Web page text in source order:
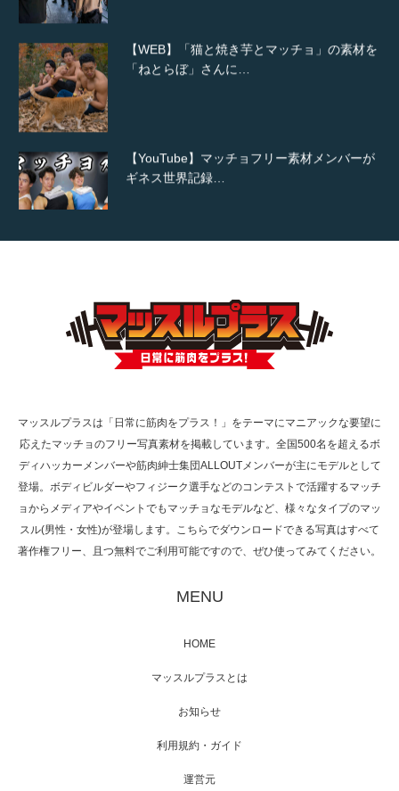
TOKYO FMラジオ番組「ONE MORNING」
で紹介さ…
た（6/8放送）
映画「メカバース」舞台挨拶へマッスルプラ
【TV】NHK BS「COOL JAPAN 」にてマッス
マッスルプラスは「日常に筋肉をプラス！」をテーマにマニアックな要望に
応えたマッチョのフリー写真素材を掲載しています。全国500名を超えるボ
ディハッカーメンバーや筋肉紳士集団ALLOUTメンバーが主にモデルとして
登場。ボディビルダーやフィジーク選手などのコンテストで活躍するマッチ
ョからメディアやイベントでもマッチョなモデルなど、様々なタイプのマッ
スル(男性・女性)が登場します。こちらでダウンロードできる写真はすべて
著作権フリー、且つ無料でご利用可能ですので、ぜひ使ってみてください。
MENU
HOME
マッスルプラスとは
お知らせ
利用規約・ガイド
運営元